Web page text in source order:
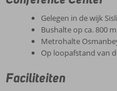
Gelegen in de wijk Sisli
Bushalte op ca. 800
Metrohalte
Op loopafstand van
Faciliteiten